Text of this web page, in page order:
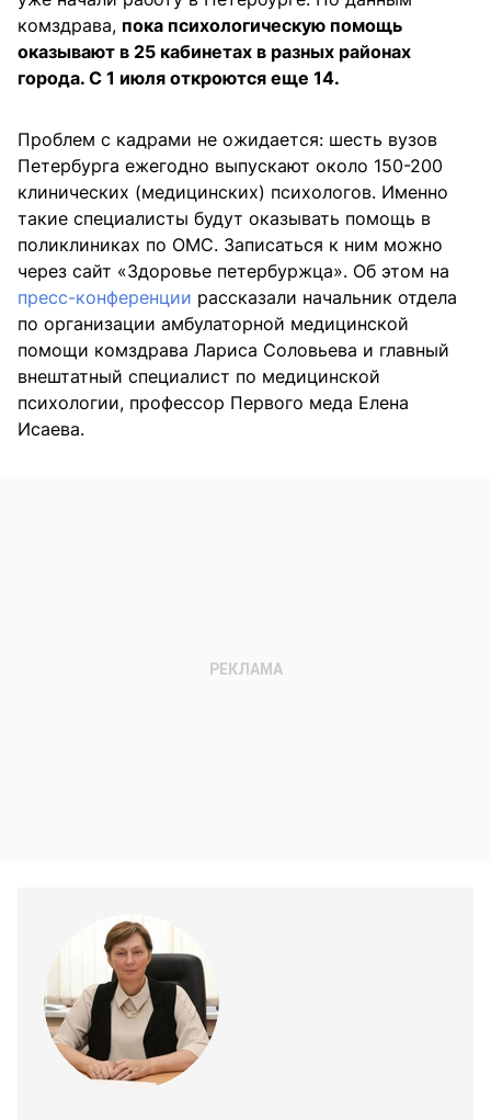
комздрава, пока психологическую помощь
оказывают в 25 кабинетах в разных районах
города. С 1 июля откроются еще 14.
Проблем с кадрами не ожидается: шесть вузов
Петербурга ежегодно выпускают около 150-200
клинических (медицинских) психологов. Именно
такие специалисты будут оказывать помощь в
поликлиниках по ОМС. Записаться к ним можно
через сайт «Здоровье петербуржца». Об этом на
пресс-конференции рассказали начальник отдела
по организации амбулаторной медицинской
помощи комздрава Лариса Соловьева и главный
внештатный специалист по медицинской
психологии, профессор Первого меда Елена
Исаева.